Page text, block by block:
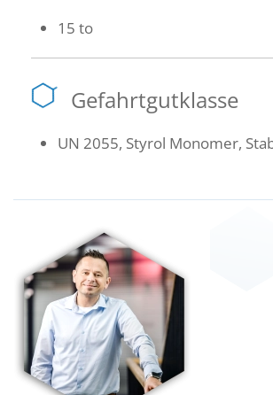
15 to
Gefahrtgutklasse
UN 2055, Styrol Monomer,